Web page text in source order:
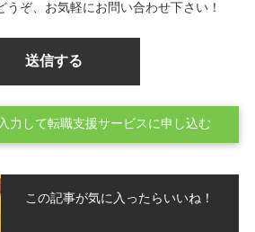
うぞ、お気軽にお問い合わせ下さい！
力して転職支援サービスに申し込む
この記事が気に入ったらいいね！